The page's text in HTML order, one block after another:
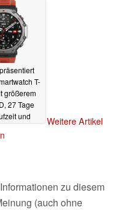
T-
größerem
27 Tage
und
Weitere Artikel
zu diesem
(auch ohne